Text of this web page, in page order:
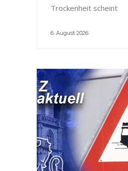
Trockenheit scheint
6. August 2026